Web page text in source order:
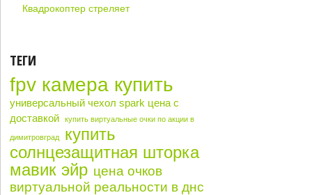
Квадрокоптер стреляет
ТЕГИ
fpv камера купить
универсальный чехол spark цена с
доставкой
купить виртуальные очки по акции в
димитровград
купить
солнцезащитная шторка
мавик эйр цена очков
виртуальной реальности в днс